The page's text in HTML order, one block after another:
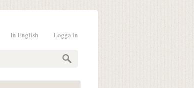
Logga in
In English